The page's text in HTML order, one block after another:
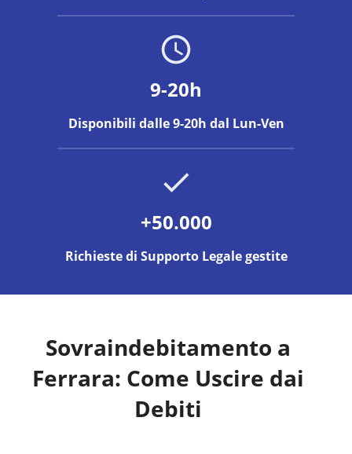
9-20h
Disponibili dalle 9-20h dal Lun-Ven
+50.000
Richieste di Supporto Legale gestite
Sovraindebitamento a
Ferrara: Come Uscire dai
Debiti